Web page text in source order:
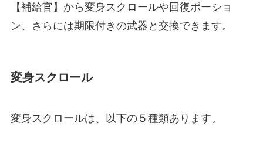
【補給官】から変身スクロールや回復ポーショ
ン、さらには期限付きの武器と交換できます。
変身スクロール
変身スクロールは、以下の５種類あります。